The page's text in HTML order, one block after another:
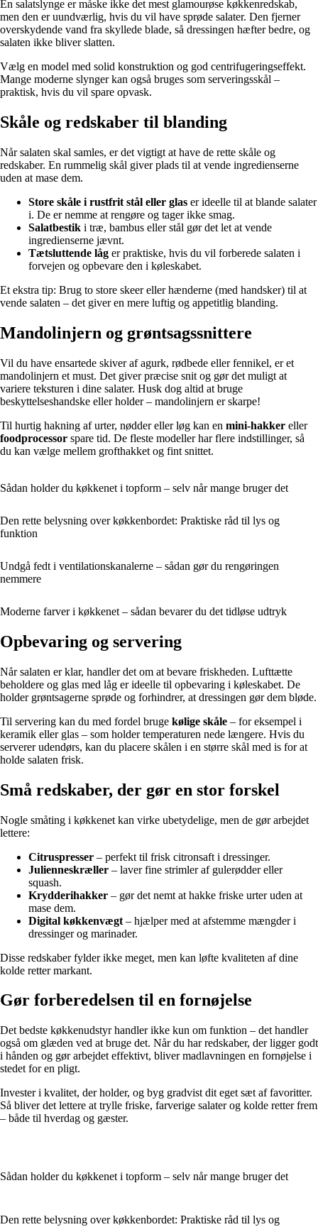
En salatslynge er måske ikke det mest glamourøse køkkenredskab,
men den er uundværlig, hvis du vil have sprøde salater. Den fjerner
overskydende vand fra skyllede blade, så dressingen hæfter bedre, og
salaten ikke bliver slatten.
Vælg en model med solid konstruktion og god centrifugeringseffekt.
Mange moderne slynger kan også bruges som serveringsskål –
praktisk, hvis du vil spare opvask.
Skåle og redskaber til blanding
Når salaten skal samles, er det vigtigt at have de rette skåle og
redskaber. En rummelig skål giver plads til at vende ingredienserne
uden at mase dem.
Store skåle i rustfrit stål eller glas er ideelle til at blande salater
i. De er nemme at rengøre og tager ikke smag.
Salatbestik i træ, bambus eller stål gør det let at vende
ingredienserne jævnt.
Tætsluttende låg er praktiske, hvis du vil forberede salaten i
forvejen og opbevare den i køleskabet.
Et ekstra tip: Brug to store skeer eller hænderne (med handsker) til at
vende salaten – det giver en mere luftig og appetitlig blanding.
Mandolinjern og grøntsagssnittere
Vil du have ensartede skiver af agurk, rødbede eller fennikel, er et
mandolinjern et must. Det giver præcise snit og gør det muligt at
variere teksturen i dine salater. Husk dog altid at bruge
beskyttelseshandske eller holder – mandolinjern er skarpe!
Til hurtig hakning af urter, nødder eller løg kan en mini-hakker eller
foodprocessor spare tid. De fleste modeller har flere indstillinger, så
du kan vælge mellem grofthakket og fint snittet.
Sådan holder du køkkenet i topform – selv når mange bruger det
Den rette belysning over køkkenbordet: Praktiske råd til lys og
funktion
Undgå fedt i ventilationskanalerne – sådan gør du rengøringen
nemmere
Moderne farver i køkkenet – sådan bevarer du det tidløse udtryk
Opbevaring og servering
Når salaten er klar, handler det om at bevare friskheden. Lufttætte
beholdere og glas med låg er ideelle til opbevaring i køleskabet. De
holder grøntsagerne sprøde og forhindrer, at dressingen gør dem bløde.
Til servering kan du med fordel bruge kølige skåle – for eksempel i
keramik eller glas – som holder temperaturen nede længere. Hvis du
serverer udendørs, kan du placere skålen i en større skål med is for at
holde salaten frisk.
Små redskaber, der gør en stor forskel
Nogle småting i køkkenet kan virke ubetydelige, men de gør arbejdet
lettere:
Citruspresser – perfekt til frisk citronsaft i dressinger.
Julienneskræller – laver fine strimler af gulerødder eller
squash.
Krydderihakker – gør det nemt at hakke friske urter uden at
mase dem.
Digital køkkenvægt – hjælper med at afstemme mængder i
dressinger og marinader.
Disse redskaber fylder ikke meget, men kan løfte kvaliteten af dine
kolde retter markant.
Gør forberedelsen til en fornøjelse
Det bedste køkkenudstyr handler ikke kun om funktion – det handler
også om glæden ved at bruge det. Når du har redskaber, der ligger godt
i hånden og gør arbejdet effektivt, bliver madlavningen en fornøjelse i
stedet for en pligt.
Invester i kvalitet, der holder, og byg gradvist dit eget sæt af favoritter.
Så bliver det lettere at trylle friske, farverige salater og kolde retter frem
– både til hverdag og gæster.
Sådan holder du køkkenet i topform – selv når mange bruger det
Den rette belysning over køkkenbordet: Praktiske råd til lys og